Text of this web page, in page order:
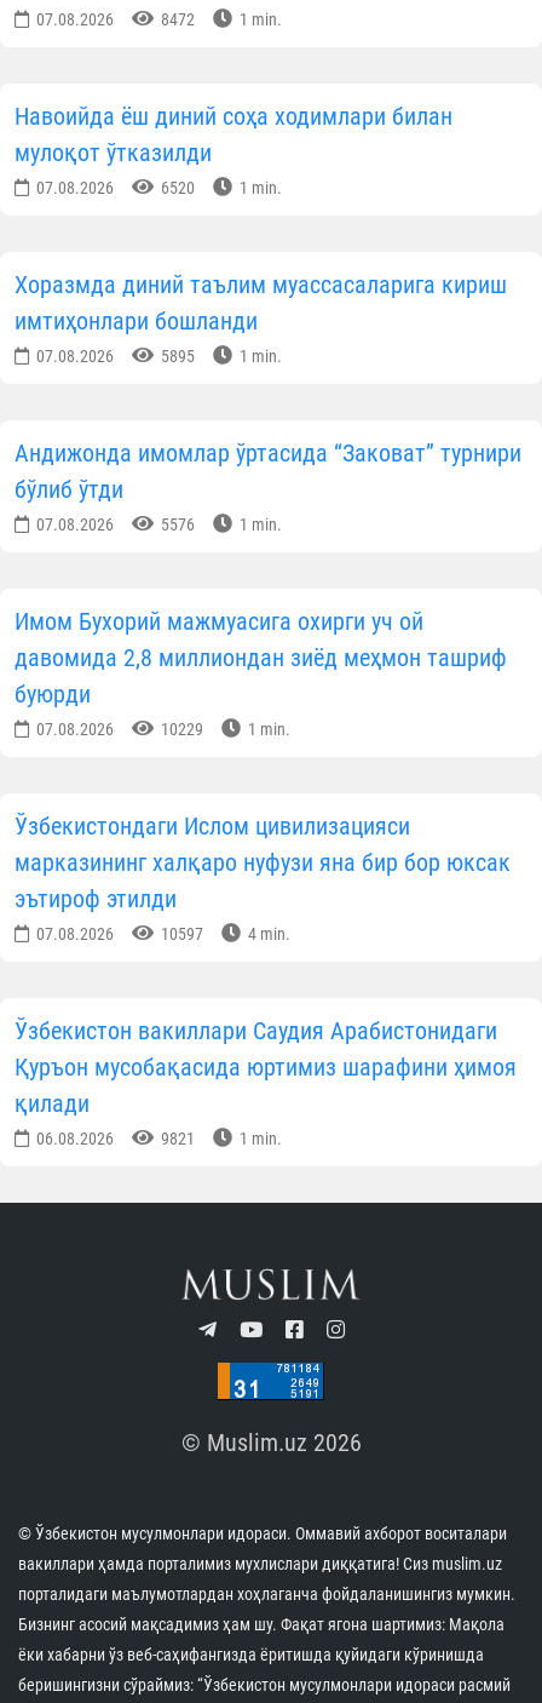
07.08.2026 8472 1 min.
Навоийда ёш диний соҳа ходимлари билан
мулоқот ўтказилди
07.08.2026 6520 1 min.
Хоразмда диний таълим муассасаларига кириш
имтиҳонлари бошланди
07.08.2026 5895 1 min.
Андижонда имомлар ўртасида “Заковат” турнири
бўлиб ўтди
07.08.2026 5576 1 min.
Имом Бухорий мажмуасига охирги уч ой
давомида 2,8 миллиондан зиёд меҳмон ташриф
буюрди
07.08.2026 10229 1 min.
Ўзбекистондаги Ислом цивилизацияси
марказининг халқаро нуфузи яна бир бор юксак
эътироф этилди
07.08.2026 10597 4 min.
Ўзбекистон вакиллари Саудия Арабистонидаги
Қуръон мусобақасида юртимиз шарафини ҳимоя
қилади
06.08.2026 9821 1 min.
© Muslim.uz 2026
© Ўзбекистон мусулмонлари идораси. Оммавий ахборот воситалари
вакиллари ҳамда порталимиз мухлислари диққатига! Сиз muslim.uz
порталидаги маълумотлардан хоҳлаганча фойдаланишингиз мумкин.
Бизнинг асосий мақсадимиз ҳам шу. Фақат ягона шартимиз: Мақола
ёки хабарни ўз веб-саҳифангизда ёритишда қуйидаги кўринишда
беришингизни сўраймиз: “Ўзбекистон мусулмонлари идораси расмий